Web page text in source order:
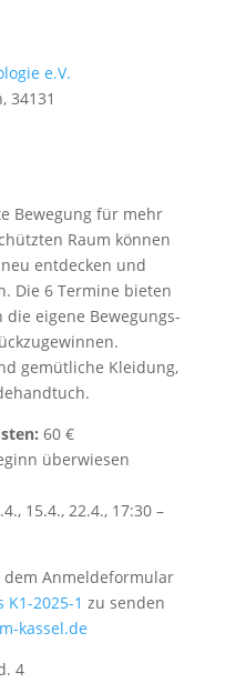
e.V.
34131
Bewegung für mehr
Raum können
entdecken und
Die 6 Termine bieten
eigene Bewegungs-
gemütliche Kleidung,
60 €
überwiesen
15.4., 22.4., 17:30 –
Anmeldeformular
2025-1 zu senden
kassel.de
4